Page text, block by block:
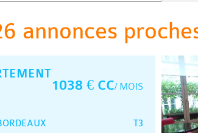
annonces
1038 € CC/ MOIS
T3